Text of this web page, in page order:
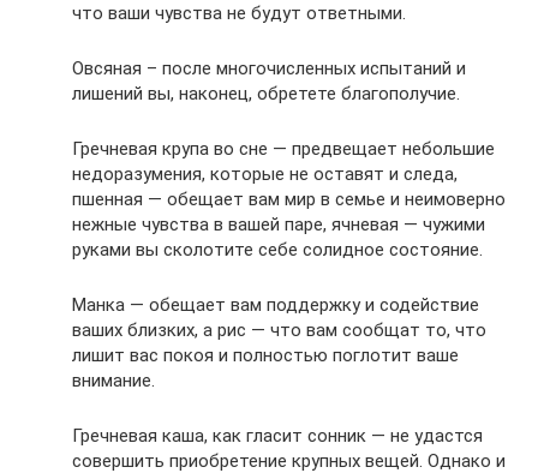
что ваши чувства не будут ответными.
Овсяная – после многочисленных испытаний и
лишений вы, наконец, обретете благополучие.
Гречневая крупа во сне — предвещает небольшие
недоразумения, которые не оставят и следа,
пшенная — обещает вам мир в семье и неимоверно
нежные чувства в вашей паре, ячневая — чужими
руками вы сколотите себе солидное состояние.
Манка — обещает вам поддержку и содействие
ваших близких, а рис — что вам сообщат то, что
лишит вас покоя и полностью поглотит ваше
внимание.
Гречневая каша, как гласит сонник — не удастся
совершить приобретение крупных вещей. Однако и